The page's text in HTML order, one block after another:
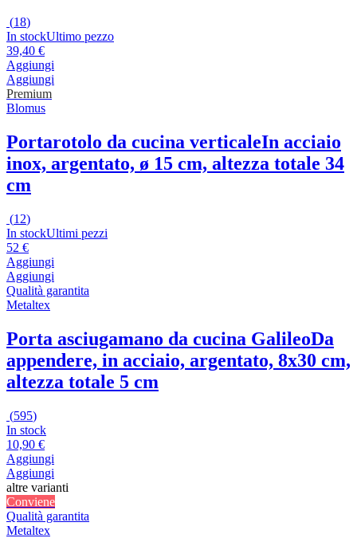
(18)
In stockUltimo pezzo
39,40 €
Aggiungi
Aggiungi
Premium
Blomus
Portarotolo da cucina verticaleIn acciaio
inox, argentato, ø 15 cm, altezza totale 34
cm
(12)
In stockUltimi pezzi
52 €
Aggiungi
Aggiungi
Qualità garantita
Metaltex
Porta asciugamano da cucina GalileoDa
appendere, in acciaio, argentato, 8x30 cm,
altezza totale 5 cm
(595)
In stock
10,90 €
Aggiungi
Aggiungi
altre varianti
Conviene
Qualità garantita
Metaltex